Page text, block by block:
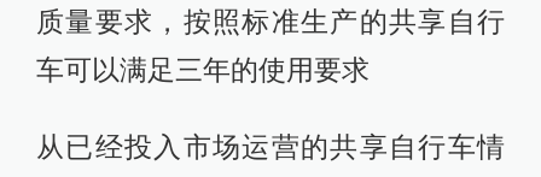
质量要求，按照标准生产的共享自行
车可以满足三年的使用要求
从已经投入市场运营的共享自行车情